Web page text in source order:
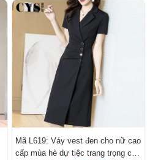
Mã L619: Váy vest đen cho nữ cao
cấp mùa hè dự tiệc trang trọng cao